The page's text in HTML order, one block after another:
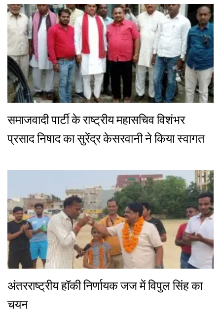
समाजवादी पार्टी के राष्ट्रीय महासचिव विशंभर
प्रसाद निषाद का सुरेंद्र केसरवानी ने किया स्वागत
अंतरराष्ट्रीय हॉकी निर्णायक जज में विपुल सिंह का
चयन